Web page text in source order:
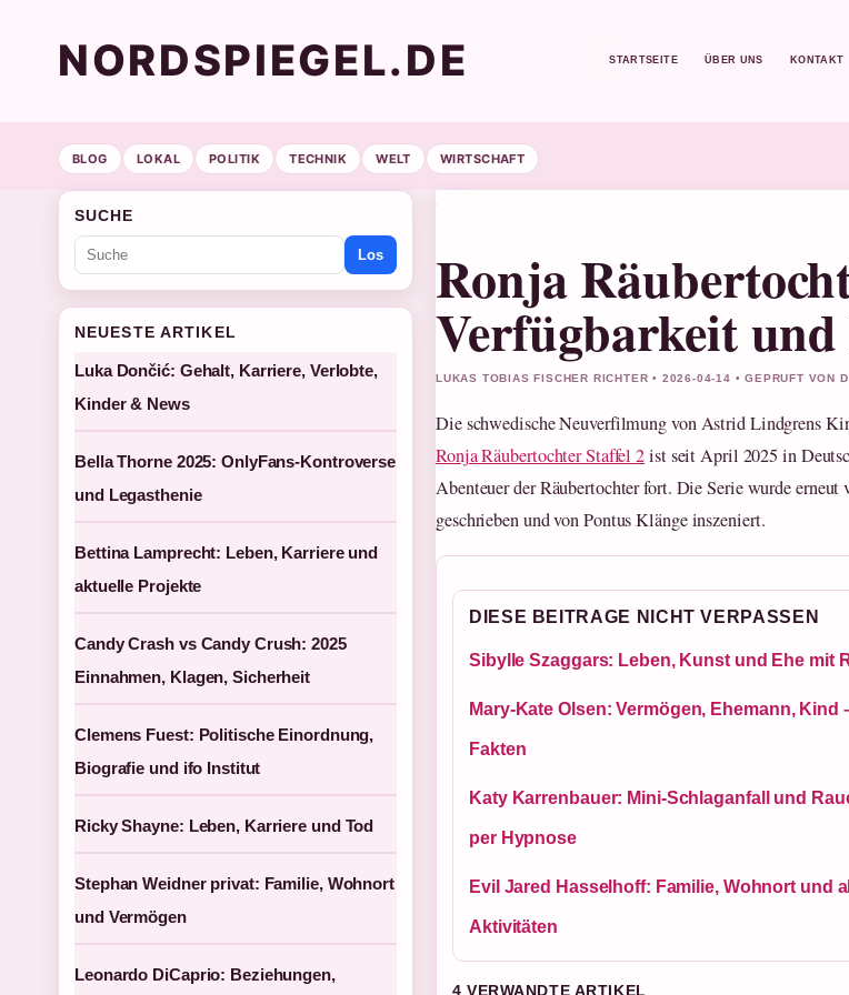
NORDSPIEGEL.DE STARTSEITE ÜBER UNS KONTAKT
BLOG LOKAL POLITIK TECHNIK WELT WIRTSCHAFT
Ronja
Verfügbarkeit und
LUKAS TOBIAS FISCHER RICHTER • 2026-04-14 • GEPRUFT VON
Die schwedische Neuverfilmung von Astrid Lindgrens
Ronja Räubertochter Staffel 2ist seit April 2025 in
Abenteuer der Räubertochter fort. Die Serie wurde erneut
geschrieben und von Pontus Klänge inszeniert.
DIESE BEITRAGE NICHT VERPASSEN
Sibylle Szaggars: Leben, Kunst und Ehe mit
Mary-Kate Olsen: Vermögen, Ehemann, Kind
Fakten
Katy Karrenbauer: Mini-Schlaganfall und
per Hypnose
Evil Jared Hasselhoff: Familie, Wohnort und
Aktivitäten
4 VERWANDTE ARTIKEL
SUCHE
Los
NEUESTE ARTIKEL
Luka Dončić: Gehalt, Karriere, Verlobte,
Kinder & News
Bella Thorne 2025: OnlyFans-Kontroverse
und Legasthenie
Bettina Lamprecht: Leben, Karriere und
aktuelle Projekte
Candy Crash vs Candy Crush: 2025
Einnahmen, Klagen, Sicherheit
Clemens Fuest: Politische Einordnung,
Biografie und ifo Institut
Ricky Shayne: Leben, Karriere und Tod
Stephan Weidner privat: Familie, Wohnort
und Vermögen
Leonardo DiCaprio: Beziehungen,